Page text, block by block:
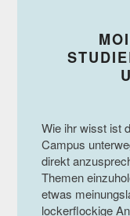
Wie ihr wisst ist
Campus
direkt
Themen
etwas
lockerflockige